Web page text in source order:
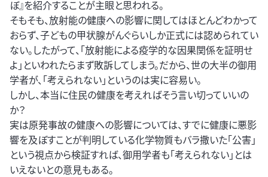
ぼ』を紹介することが主眼と思われる。
そもそも、放射能の健康への影響に関してはほとんどわかって
おらず、子どもの甲状腺がんぐらいしか正式には認められてい
ない。したがって、「放射能による疫学的な因果関係を証明せ
よ」といわれたらまず敗訴してしまう。だから、世の大半の御用
学者が、「考えられない」というのは実に容易い。
しかし、本当に住民の健康を考えればそう言い切っていいの
か？
実は原発事故の健康への影響については、すでに健康に悪影
響を及ぼすことが判明している化学物質もバラ撒いた「公害」
という視点から検証すれば、御用学者も「考えられない」とは
いえないとの意見もある。